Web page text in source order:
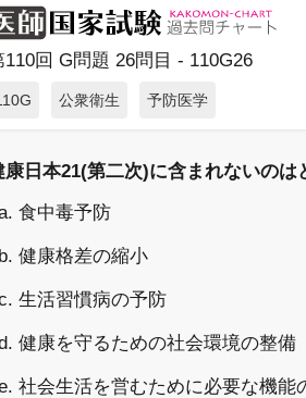
110回 G問題 26問目 - 110G26
公衆衛生 予防医学
康日本21(第二次)に含まれないのは
食中毒予防
b. 健康格差の縮小
生活習慣病の予防
健康を守るための社会環境の整備
社会生活を営むために必要な機能